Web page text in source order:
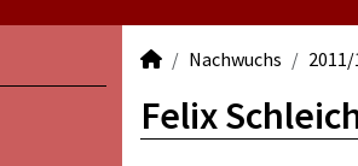
Nachwuchs
Felix